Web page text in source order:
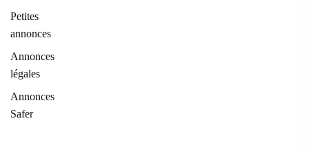
Petites
annonces
Annonces
légales
Annonces
Safer